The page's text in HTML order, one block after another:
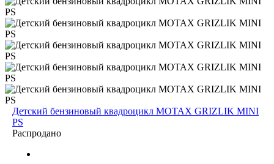
Детский бензиновый квадроцикл MOTAX GRIZLIK MINI
PS
Распродано